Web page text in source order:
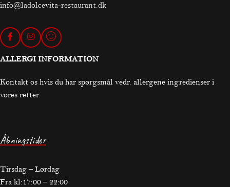
info@ladolcevita-restaurant.dk
ALLERGI INFORMATION
Kontakt os hvis du har spørgsmål vedr. allergene ingredienser i
vores retter.
Åbningstider
Tirsdag – Lørdag
Fra kl:17:00 – 22:00